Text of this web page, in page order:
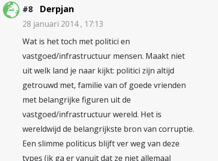
#8 Derpjan
28 januari 2014 , 17:13
Wat is het toch met politici en
vastgoed/infrastructuur mensen. Maakt niet
uit welk land je naar kijkt: politici zijn altijd
getrouwd met, familie van of goede vrienden
met belangrijke figuren uit de
vastgoed/infrastructuur wereld. Het is
wereldwijd de belangrijkste bron van corruptie.
Een slimme politicus blijft ver weg van deze
types (ik ga er vanuit dat ze niet allemaal